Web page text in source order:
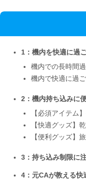
1：機内を快適に過
機内での長時間
機内で快適に過
2：機内持ち込みに
【必須アイテム
【快適グッズ】
【便利グッズ】
3：持ち込み制限に
4：元CAが教える快